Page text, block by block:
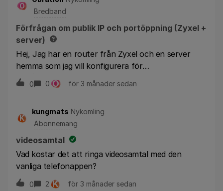
O
Bredband
Förfrågan om publik IP och portöppning (Zyxel +
server)
Hej, Jag har en router från Zyxel och en server
hemma som jag vill konfigurera för
fjärråtkomst. Jag vill öppna och styra trafik via port
4443 och 2222, och jag behöver er hjälp med
för att möjliggöra detta? Har jag en publik IP-
adress, eller använder ni CGNAT? Om jag inte har en
publik IP – kan jag få en, och vad kostar det i så
fall? Finns det någon supportfunktion som kan
hjälpa mig i realtid medan jag konfigurerar detta?
Vilka tider är er tekniska support tillgänglig? Tack
på förhand!
0 0 O för 3 månader sedan
K
kungmats Nykomling
Abonnemang
videosamtal
Vad kostar det att ringa videosamtal med den
vanliga telefonappen?
0 2 K för 3 månader sedan